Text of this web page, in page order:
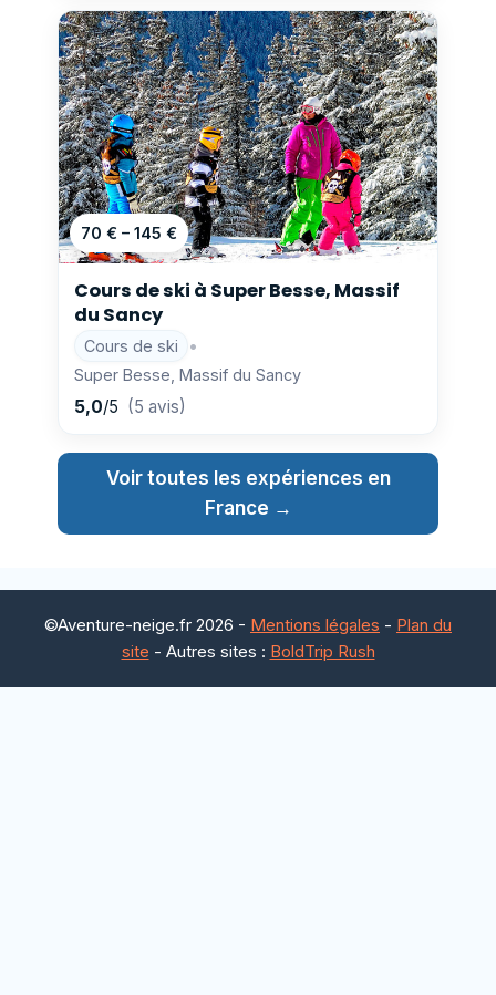
70 € – 145 €
Cours de ski à Super Besse, Massif
du Sancy
Cours de ski
•
Super Besse, Massif du Sancy
5,0/5 (5 avis)
Voir toutes les expériences en
France →
©Aventure-neige.fr 2026 - Mentions légales - Plan du
site - Autres sites : BoldTrip Rush